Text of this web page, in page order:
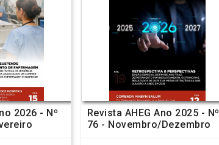
2026 - Nº
Revista AHEG Ano 2025 - Nº
76 - Novembro/Dezembro